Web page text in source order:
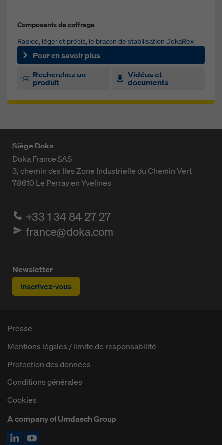
Composants de coffrage
Rapide, léger et précis, le bracon de stabilisation DokaRex
vous sera utile sur vos chantiers pour la pose de tous types...
Pour en savoir plus
Recherchez un
produit
Vidéos et
documents
Siège Doka
Doka France SAS
3, chemin des IlesZone Industrielle du Chemin Vert
78610Le Perray en Yvelines
+33 1 34 84 27 27
france@doka.com
Newsletter
Inscrivez-vous
Presse
Mentions légales / limite de responsabilité
Protection des données
Conditions générales
Cookies
A company of Umdasch Group
Icône LinkedIn
Icône YouTube